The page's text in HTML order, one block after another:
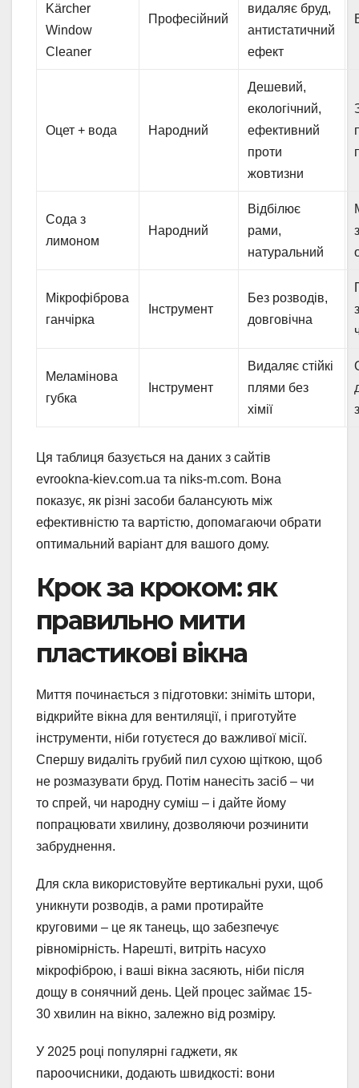
Kärcher
Window
Cleaner
Професійний
видаляє бруд,
антистатичний
ефект
Оцет + вода Народний
Дешевий,
екологічний,
ефективний
проти
жовтизни
Сода з
лимоном
Народний
Відбілює
рами,
натуральний
Мікрофіброва
ганчірка
Інструмент
Без розводів,
довговічна
Меламінова
губка
Інструмент
Видаляє стійкі
плями без
хімії
Ця таблиця базується на даних з сайтів
evrookna-kiev.com.ua та niks-m.com. Вона
показує, як різні засоби балансують між
ефективністю та вартістю, допомагаючи обрати
оптимальний варіант для вашого дому.
Крок за кроком: як
правильно мити
пластикові вікна
Миття починається з підготовки: зніміть штори,
відкрийте вікна для вентиляції, і приготуйте
інструменти, ніби готуєтеся до важливої місії.
Спершу видаліть грубий пил сухою щіткою, щоб
не розмазувати бруд. Потім нанесіть засіб – чи
то спрей, чи народну суміш – і дайте йому
попрацювати хвилину, дозволяючи розчинити
забруднення.
Для скла використовуйте вертикальні рухи, щоб
уникнути розводів, а рами протирайте
круговими – це як танець, що забезпечує
рівномірність. Нарешті, витріть насухо
мікрофіброю, і ваші вікна засяють, ніби після
дощу в сонячний день. Цей процес займає 15-
30 хвилин на вікно, залежно від розміру.
У 2025 році популярні гаджети, як
пароочисники, додають швидкості: вони